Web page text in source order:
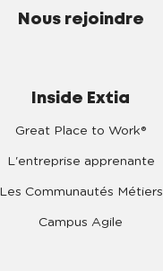
Nous rejoindre
Inside Extia
Great Place to Work®
L'entreprise apprenante
Les Communautés Métiers
Campus Agile